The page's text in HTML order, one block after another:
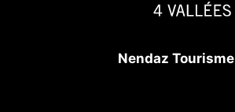
Nendaz Tourisme